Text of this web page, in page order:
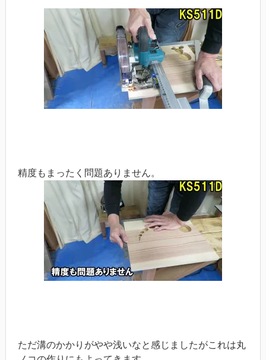
精度もまったく問題ありません。
ただ溝のかかりがやや浅いなと感じましたがこれは丸